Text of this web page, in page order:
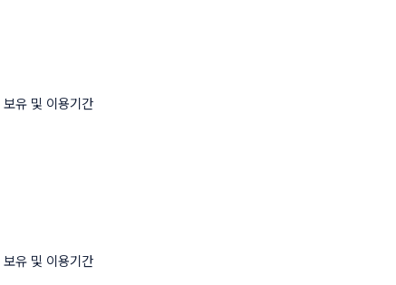
보유 및 이용기간
보유 및 이용기간